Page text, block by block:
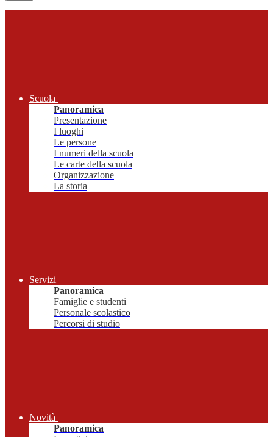
Scuola
Panoramica
Presentazione
I luoghi
Le persone
I numeri della scuola
Le carte della scuola
Organizzazione
La storia
Servizi
Panoramica
Famiglie e studenti
Personale scolastico
Percorsi di studio
Novità
Panoramica